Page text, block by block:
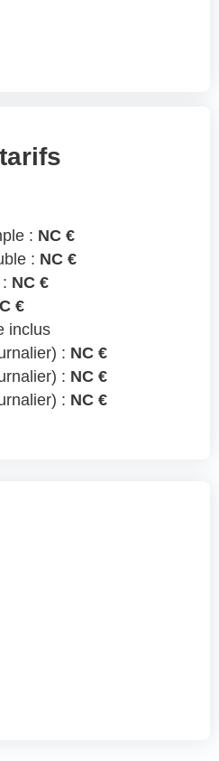
: NC €
: NC €
NC €
€
inclus
: NC €
: NC €
: NC €